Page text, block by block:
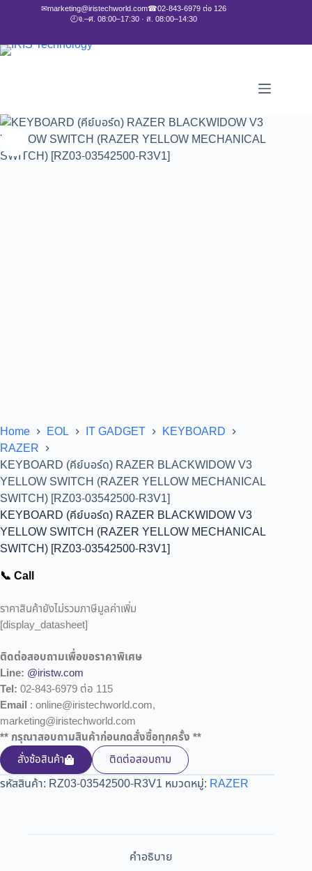
✉marketing@iristechworld.com☎02-843-6979 ต่อ 126
🕘จ.–ศ. 08:00–17:30 · ส. 08:00–14:30
Home EOL IT GADGET
KEYBOARD
RAZER
KEYBOARD (คีย์บอร์ด) RAZER BLACKWIDOW V3
YELLOW SWITCH (RAZER YELLOW MECHANICAL
SWITCH) [RZ03-03542500-R3V1]
KEYBOARD (คีย์บอร์ด) RAZER BLACKWIDOW V3
YELLOW SWITCH (RAZER YELLOW MECHANICAL
SWITCH) [RZ03-03542500-R3V1]
📞 Call
ราคาสินค้ายังไม่รวมภาษีมูลค่าเพิ่ม
[display_datasheet]
ติดต่อสอบถามเพื่อขอราคาพิเศษ
Line: @iristw.com
Tel: 02-843-6979 ต่อ 115
Email : online@iristechworld.com,
marketing@iristechworld.com
** กรุณาสอบถามสินค้าก่อนกดสั่งซื้อทุกครั้ง **
สั่งซ้อสินค้า
ติดต่อสอบถาม
รหัสสินค้า: RZ03-03542500-R3V1 หมวดหมู่: RAZER
คำอธิบาย